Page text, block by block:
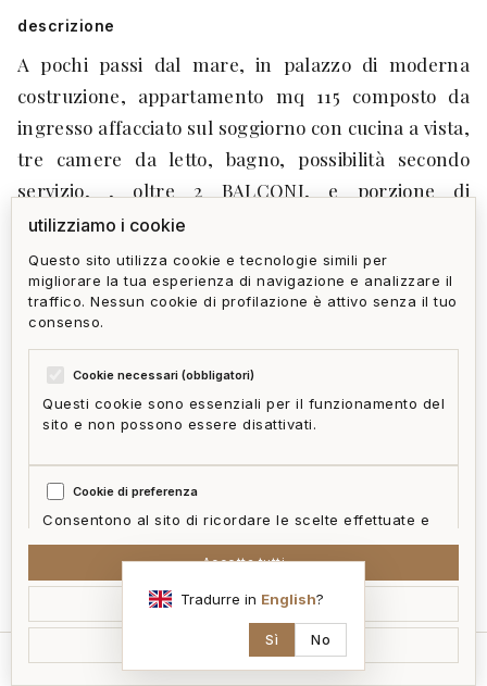
descrizione
A pochi passi dal mare, in palazzo di moderna
costruzione, appartamento mq 115 composto da
ingresso affacciato sul soggiorno con cucina a vista,
tre camere da letto, bagno, possibilità secondo
servizio, , oltre 2 BALCONI, e porzione di
TERRAZZO soprastante. Internamente l'immobile è
da ristrutturare. Situato al 4° e penultimo piano con
ascensore, l'appartamento gode di una buona
esposizione soleggiata con vista aperta fino al
mare.
McFrancis
privacy policy
mappa del sito
sono interessato
utilizziamo i cookie
Questo sito utilizza cookie e tecnologie simili per
migliorare la tua esperienza di navigazione e analizzare il
traffico. Nessun cookie di profilazione è attivo senza il tuo
consenso.
Cookie necessari (obbligatori)
Questi cookie sono essenziali per il funzionamento del
sito e non possono essere disattivati.
Cookie di preferenza
Consentono al sito di ricordare le scelte effettuate e
Cookie statistici
Aiutano a capire come i visitatori interagiscono con il
sito in forma aggregata e anonima.
Accetta tutti
Accetta selezionati
Rifiuta non essenziali
Tradurre in English?
Sì No